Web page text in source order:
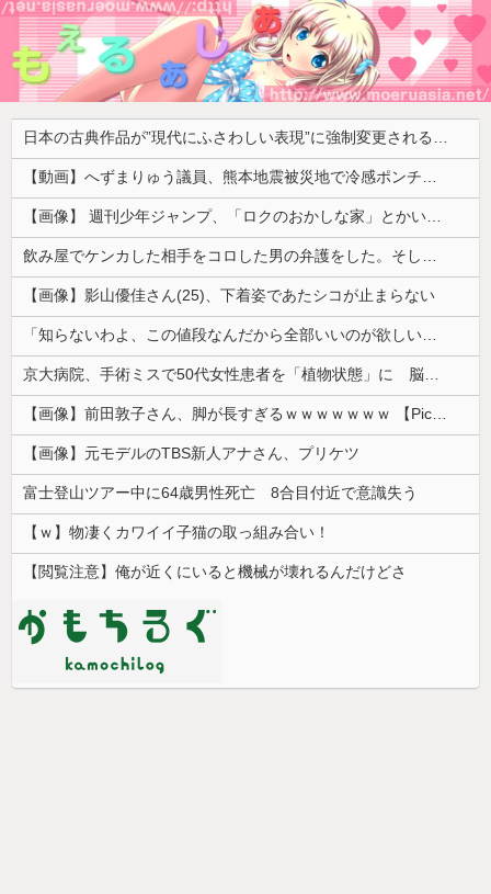
日本の古典作品が”現代にふさわしい表現”に強制変更される事態が進行中、今の価値観に照らせば……
【動画】へずまりゅう議員、熊本地震被災地で冷感ポンチョ配布 → 被災民の衝撃の反応がコチラ → ｗｗｗｗｗｗｗｗｗｗｗｗｗｗｗｗ
【画像】 週刊少年ジャンプ、「ロクのおかしな家」とかいう微妙な漫画を巻頭カラーにしたせいで100万部切る
飲み屋でケンカした相手をコロした男の弁護をした。そして数年後、因果応報を思わせる出来事が…
【画像】影山優佳さん(25)、下着姿であたシコが止まらない
「知らないわよ、この値段なんだから全部いいのが欲しいの」イチゴ売り場で言い返された話
京大病院、手術ミスで50代女性患者を「植物状態」に 脳腫瘍摘出手術で腫瘍の無い部位を摘出してしまう
【画像】前田敦子さん、脚が長すぎるｗｗｗｗｗｗｗ 【Pickup07091615】
【画像】元モデルのTBS新人アナさん、プリケツ
富士登山ツアー中に64歳男性死亡 8合目付近で意識失う
【ｗ】物凄くカワイイ子猫の取っ組み合い！
【閲覧注意】俺が近くにいると機械が壊れるんだけどさ